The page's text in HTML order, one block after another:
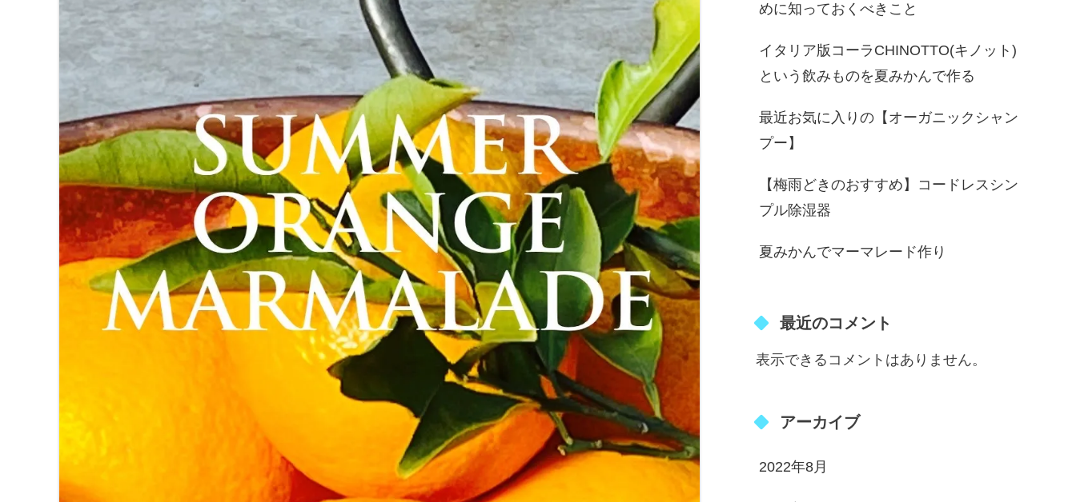
めに知っておくべきこと
イタリア版コーラCHINOTTO(キノット)
という飲みものを夏みかんで作る
最近お気に入りの【オーガニックシャン
プー】
【梅雨どきのおすすめ】コードレスシン
プル除湿器
夏みかんでマーマレード作り
最近のコメント
表示できるコメントはありません。
アーカイブ
2022年8月